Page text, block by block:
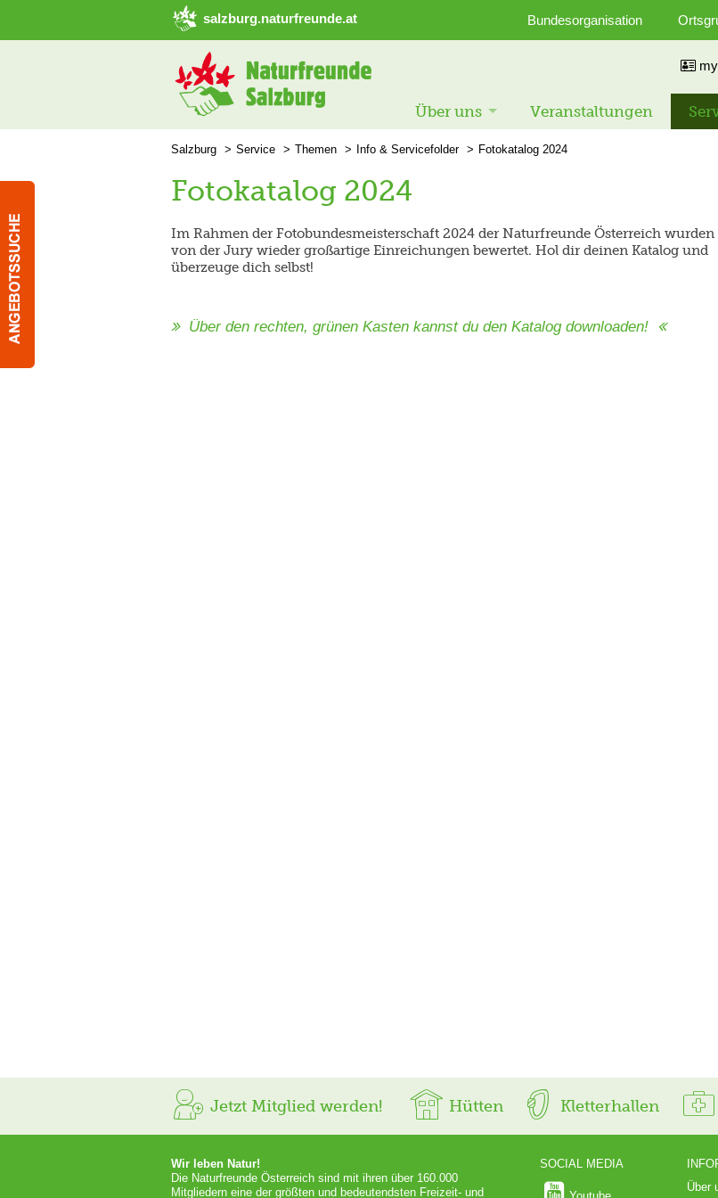
➜ Hauptregion der Seite anspringen
salzburg.naturfreunde.at Bundesorganisation
Über uns Veranstaltungen
Salzburg Service Themen Info & Servicefolder Fotokatalog 2024
Fotokatalog 2024
Im Rahmen der Fotobundesmeisterschaft 2024 der Naturfreunde Österreich wurden
von der Jury wieder großartige Einreichungen bewertet. Hol dir deinen Katalog und
überzeuge dich selbst!
Über den rechten, grünen Kasten kannst du den Katalog downloaden!
Jetzt Mitglied werden! Hütten Kletterhallen
Wir leben Natur!
Die Naturfreunde Österreich sind mit ihren über 160.000
Mitgliedern eine der größten und bedeutendsten Freizeit- und
SOCIAL MEDIA
Über